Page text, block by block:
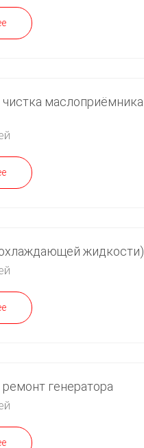
чистка маслоприёмника
жидкости)
генератора